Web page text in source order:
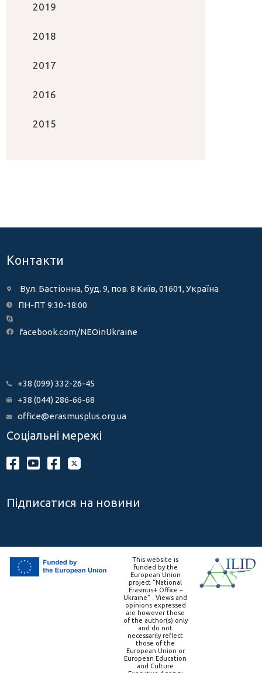
2019
2018
2017
2016
2015
Контакти
Вул. Бастіонна, буд. 9, пов. 8 Київ, 01601, Україна
ПН-ПТ 9:30-18:00
facebook.com/NEOinUkraine
+38 (099) 332-26-45
+38 (044) 286-66-68
office@erasmusplus.org.ua
Соціальні мережі
Підписатися на новини
This website is
funded by the
European Union
project “National
Erasmus+ Office –
Ukraine” . Views and
opinions expressed
are however those
of the author(s) only
and do not
necessarily reflect
those of the
European Union or
European Education
and Culture